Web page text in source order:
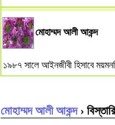
মোহাম্মদ আলী আকন্দ
১৯৮৭ সালে আইনজীবী হিসাবে
মোহাম্মদ আলী আকন্দ›